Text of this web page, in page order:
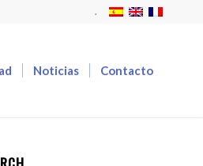
.
Noticias Contacto